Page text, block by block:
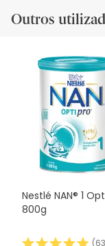
Outros
Nestlé NAN® 1
800g
(63